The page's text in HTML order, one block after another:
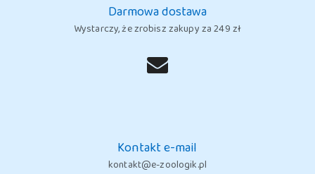
Darmowa dostawa
Wystarczy, że zrobisz zakupy za 249 zł
Kontakt e-mail
kontakt@e-zoologik.pl